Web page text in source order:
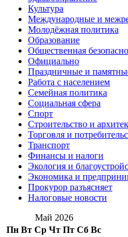
Культура
Международные и
Молодёжная политика
Образование
Общественная
Официально
Праздничные и
Работа с населением
Семейная политика
Социальная сфера
Спорт
Строительство и
Торговля и
Транспорт
Финансы и налоги
Экология и
Экономика и
Прокурор разъясняет
Налоговые новости
Май 2026
Пн Вт Ср Чт Пт Сб Вс